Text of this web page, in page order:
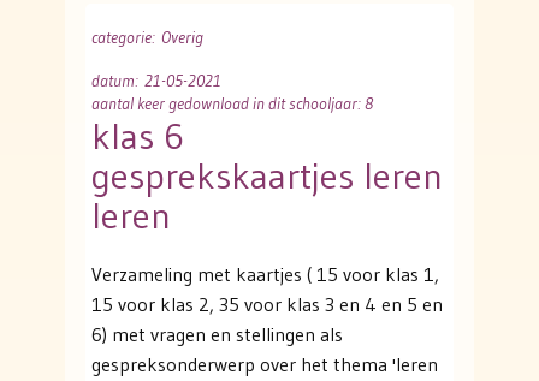
categorie: Overig
datum: 21-05-2021
aantal keer gedownload in dit schooljaar: 8
klas 6
gesprekskaartjes leren
leren
Verzameling met kaartjes ( 15 voor klas 1,
15 voor klas 2, 35 voor klas 3 en 4 en 5 en
6) met vragen en stellingen als
gespreksonderwerp over het thema 'leren